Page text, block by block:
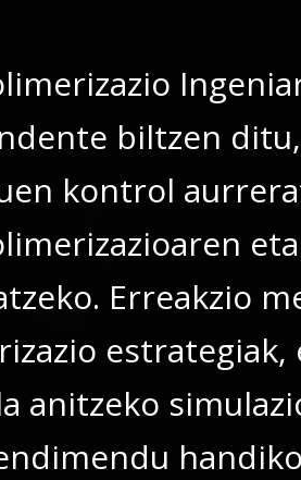
biltzen
kontrol
Erreakzio
anitzeko